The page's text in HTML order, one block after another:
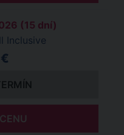
(15 dní)
Inclusive